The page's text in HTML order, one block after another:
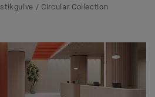
/ Circular Collection